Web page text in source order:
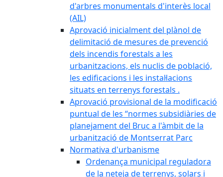
d'arbres monumentals d'interès local
(AIL)
Aprovació inicialment del plànol de
delimitació de mesures de prevenció
dels incendis forestals a les
urbanitzacions, els nuclis de població,
les edificacions i les instal·lacions
situats en terrenys forestals .
Aprovació provisional de la modificació
puntual de les “normes subsidiàries de
planejament del Bruc a l'àmbit de la
urbanització de Montserrat Parc
Normativa d'urbanisme
Ordenança municipal reguladora
de la neteja de terrenys, solars i